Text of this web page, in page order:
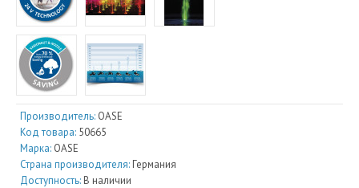
Производитель: OASE
Код товара: 50665
Марка: OASE
Страна производителя: Германия
Доступность: В наличии